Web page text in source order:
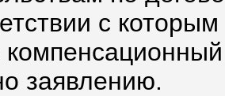
с
заявлению.